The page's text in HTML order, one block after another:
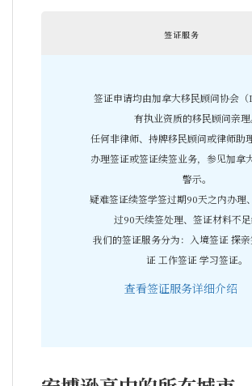
签证服务
签证申请均由加拿大移民顾问协会
有执业资质的移民顾问亲理
任何非律师、持牌移民顾问或律师助
办理签证或签证续签业务，参见加拿
警示。
疑难签证续签学签过期90天之内办理
过90天续签处理、签证材料不足
我们的签证服务分为：入境签证 探
证 工作签证 学习签证。
查看签证服务详细介绍